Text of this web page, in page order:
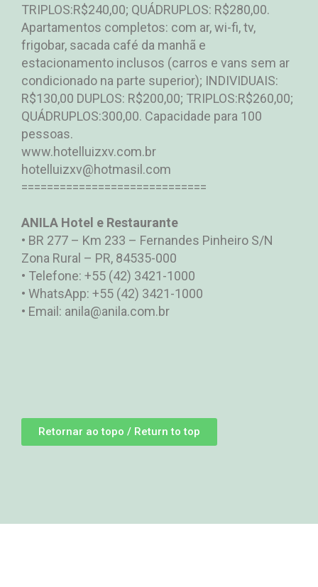
TRIPLOS:R$240,00; QUÁDRUPLOS: R$280,00.
Apartamentos completos: com ar, wi-fi, tv,
frigobar, sacada café da manhã e
estacionamento inclusos (carros e vans sem ar
condicionado na parte superior); INDIVIDUAIS:
R$130,00 DUPLOS: R$200,00; TRIPLOS:R$260,00;
QUÁDRUPLOS:300,00. Capacidade para 100
pessoas.
www.hotelluizxv.com.br
hotelluizxv@hotmasil.com
=============================
ANILA Hotel e Restaurante
• BR 277 – Km 233 – Fernandes Pinheiro S/N
Zona Rural – PR, 84535-000
• Telefone: +55 (42) 3421-1000
• WhatsApp: +55 (42) 3421-1000
• Email: anila@anila.com.br
Retornar ao topo / Return to top